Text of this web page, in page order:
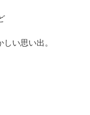
い思い出。